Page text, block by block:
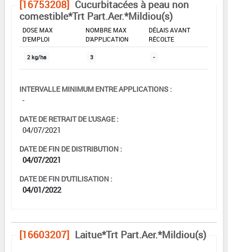
[16753208] Cucurbitacées à peau non
comestible*Trt Part.Aer.*Mildiou(s)
DOSE MAX
D'EMPLOI
NOMBRE MAX
D'APPLICATION
DÉLAIS AVANT
RÉCOLTE
2 kg/ha 3 -
INTERVALLE MINIMUM ENTRE APPLICATIONS :
-
DATE DE RETRAIT DE L'USAGE :
04/07/2021
DATE DE FIN DE DISTRIBUTION :
04/07/2021
DATE DE FIN D'UTILISATION :
04/01/2022
[16603207] Laitue*Trt Part.Aer.*Mildiou(s)